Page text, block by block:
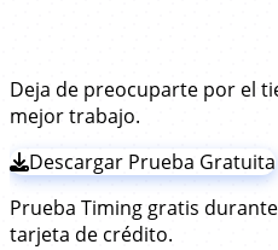
que instalar ninguna
descarga e instala la
Deja de preocuparte por el
mejor trabajo.
Descargar Prueba Gratuita
Prueba Timing gratis
tarjeta de crédito.